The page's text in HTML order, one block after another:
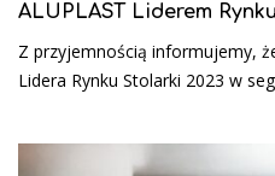
ALUPLAST Liderem
Z przyjemnością informujemy,
Lidera Rynku Stolarki 2023 w